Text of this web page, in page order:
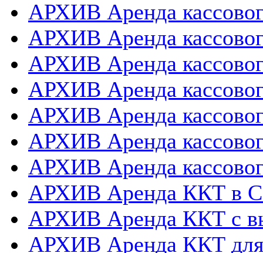
АРХИВ Аренда
АРХИВ Аренда
АРХИВ Аренда
АРХИВ Аренда
АРХИВ Аренда
АРХИВ Аренда
АРХИВ Аренда
АРХИВ Аренда ККТ в
АРХИВ Аренда ККТ с
АРХИВ Аренда ККТ для